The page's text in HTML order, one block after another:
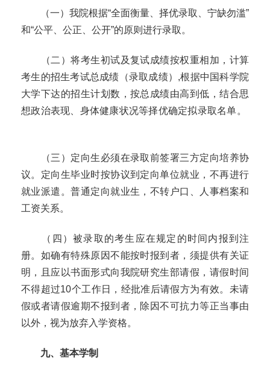
（一）我院根据“全面衡量、择优录取、宁缺勿滥”
和“公平、公正、公开”的原则进行录取。
（二）将考生初试及复试成绩按权重相加，计算
考生的招生考试总成绩（录取成绩） ,根据中国科学院
大学下达的招生计划数，按总成绩由高到低，结合思
想政治表现、身体健康状况等择优确定拟录取名单。
（三）定向生必须在录取前签署三方定向培养协
议。定向生毕业时按协议到定向单位就业，不再进行
就业派遣。普通定向就业生，不转户口、人事档案和
工资关系。
（四）被录取的考生应在规定的时间内报到注
册。如确有特殊原因不能按时报到者，须提供有关证
明，且应以书面形式向我院研究生部请假，请假时间
不得超过10个工作日，经批准后请假方为有效。未请
假或者请假逾期不报到者，除因不可抗力等正当事由
以外，视为放弃入学资格。
九、基本学制